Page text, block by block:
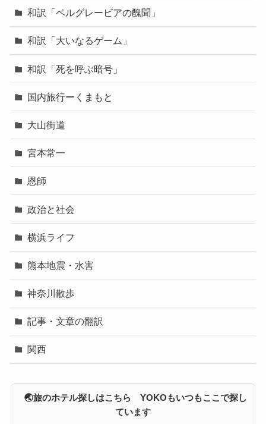
和訳「ベルグレービアの醜聞」
和訳「大いなるゲーム」
和訳「死を呼ぶ暗号」
国内旅行ーくまもと
大山街道
宮本常一
恩師
政治と社会
横浜ライフ
熊本地震・水害
神奈川散歩
記事・文章の翻訳
関西
🌏旅のホテル探しはこちら YOKOもいつもここで探し
ています